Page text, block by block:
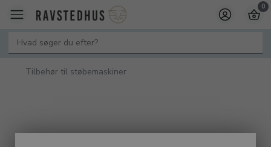
0
Tilbehør til støbemaskiner